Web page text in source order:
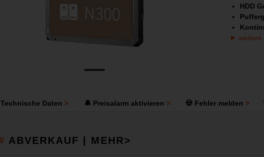
HDD
weitere
Technische Daten 🔔 Preisalarm aktivieren 💀 Fehler melden
ABVERKAUF | MEHR>